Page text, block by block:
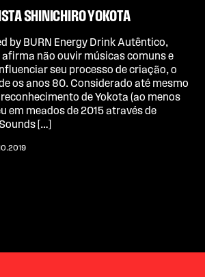
SHINICHIRO YOKOTA
by BURN Energy Drink Autêntico,
não ouvir músicas comuns e
seu processo de criação, o
os anos 80. Considerado até mesmo
de Yokota (ao menos
em meados de 2015 através de
[…]